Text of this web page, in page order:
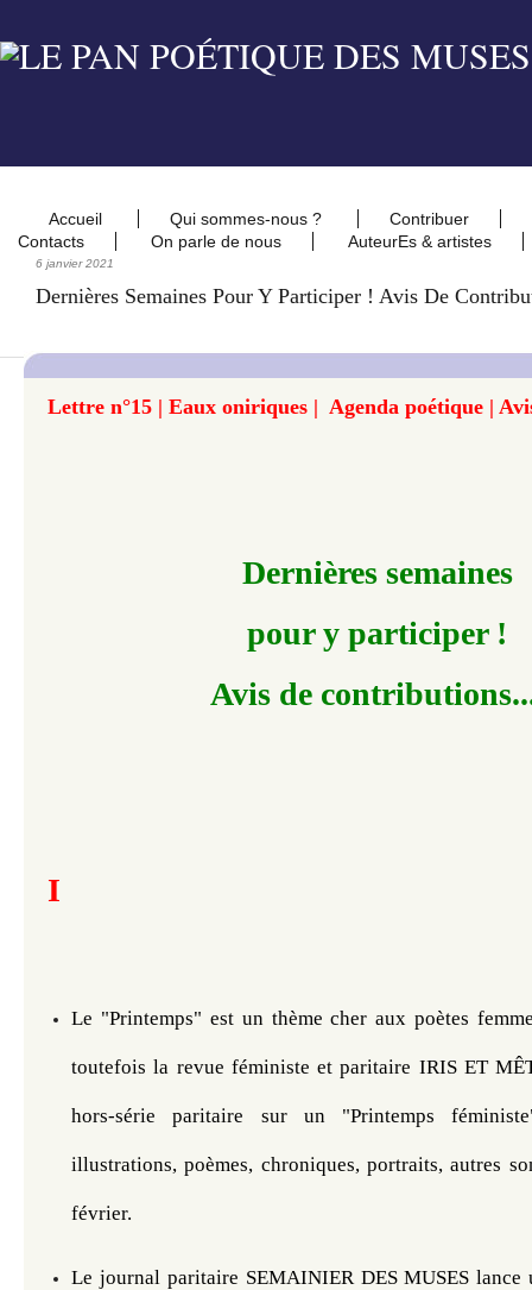
Accueil Qui sommes-nous ?
Contribuer
Contacts
On parle de nous AuteurEs & artistes
6 janvier 2021
Dernières Semaines Pour Y Participer ! Avis De
Lettre n°15 | Eaux oniriques | Agenda poétique |
Dernières semaines
pour y participer !
Avis de contributions
I
Le "Printemps" est un thème cher aux poètes
toutefois la revue féministe et paritaire IRIS ET
hors-série paritaire sur un "Printemps
illustrations, poèmes, chroniques, portraits, autres
février.
Le journal paritaire SEMAINIER DES MUSES lance